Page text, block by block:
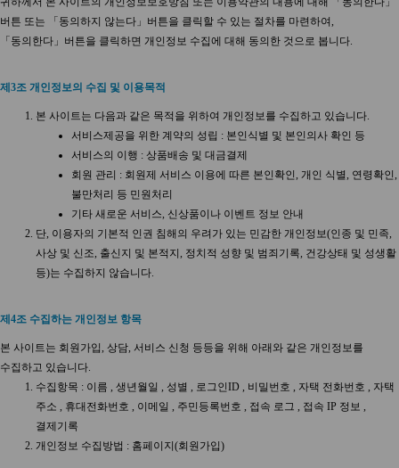
버튼 또는 「동의하지 않는다」버튼을 클릭할 수 있는 절차를 마련하여,
「동의한다」버튼을 클릭하면 개인정보 수집에 대해 동의한 것으로 봅니다.
제3조 개인정보의 수집 및 이용목적
본 사이트는 다음과 같은 목적을 위하여 개인정보를 수집하고 있습니다.
서비스제공을 위한 계약의 성립 : 본인식별 및 본인의사 확인 등
서비스의 이행 : 상품배송 및 대금결제
회원 관리 : 회원제 서비스 이용에 따른 본인확인, 개인 식별, 연령확인,
불만처리 등 민원처리
기타 새로운 서비스, 신상품이나 이벤트 정보 안내
단, 이용자의 기본적 인권 침해의 우려가 있는 민감한 개인정보(인종 및 민족,
사상 및 신조, 출신지 및 본적지, 정치적 성향 및 범죄기록, 건강상태 및 성생활
등)는 수집하지 않습니다.
제4조 수집하는 개인정보 항목
본 사이트는 회원가입, 상담, 서비스 신청 등등을 위해 아래와 같은 개인정보를
수집하고 있습니다.
수집항목 : 이름 , 생년월일 , 성별 , 로그인ID , 비밀번호 , 자택 전화번호 , 자택
주소 , 휴대전화번호 , 이메일 , 주민등록번호 , 접속 로그 , 접속 IP 정보 ,
결제기록
개인정보 수집방법 : 홈페이지(회원가입)